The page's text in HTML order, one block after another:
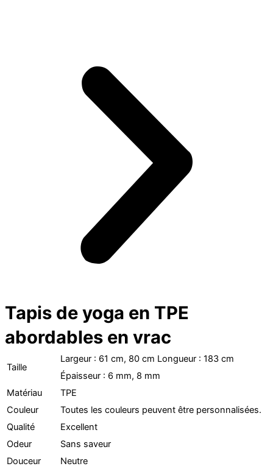
Tapis de yoga en TPE
abordables en vrac
Taille
Largeur : 61 cm, 80 cm Longueur : 183 cm
Épaisseur : 6 mm, 8 mm
Matériau
TPE
Couleur
Toutes les couleurs peuvent être personnalisées.
Qualité
Excellent
Odeur
Sans saveur
Douceur
Neutre